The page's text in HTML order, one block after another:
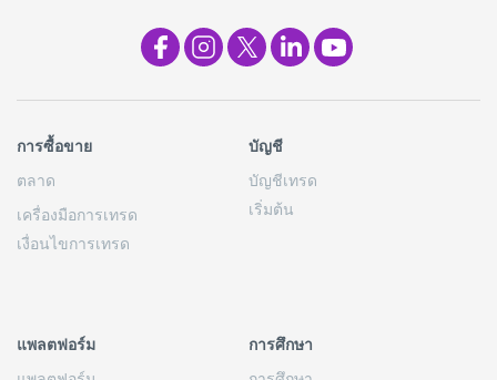
การซื้อขาย
ตลาด
เครื่องมือการเทรด
เงื่อนไขการเทรด
บัญชี
บัญชีเทรด
เริ่มต้น
แพลตฟอร์ม
การศึกษา